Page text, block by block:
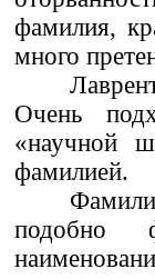
фамилия,
много
Очень
«научной
фамилией.
подобно